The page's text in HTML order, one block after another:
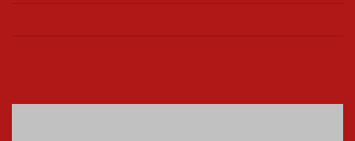
realizará nova edição da Feira